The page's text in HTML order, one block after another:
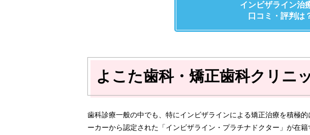
インビザライン治
口コミ・評判は
よこた歯科・矯正歯科クリニ
歯科診療一般の中でも、特にインビザラインによる矯正治療を積極
ーカーから認定された「インビザライン・プラチナドクター」が在